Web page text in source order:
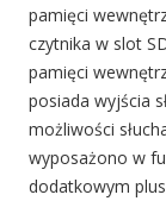
pamięci
czytnika w slot
pamięci
posiada wyjścia
możliwości
wyposażono w
dodatkowym